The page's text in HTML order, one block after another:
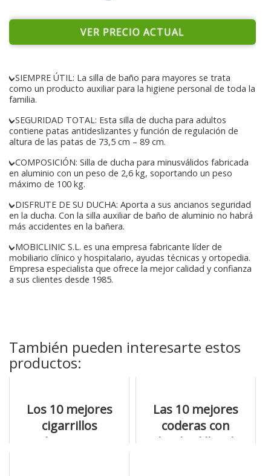
VER PRECIO ACTUAL
SIEMPRE ÚTIL: La silla de baño para mayores se trata
como un producto auxiliar para la higiene personal de toda la
familia.
SEGURIDAD TOTAL: Esta silla de ducha para adultos
contiene patas antideslizantes y función de regulación de
altura de las patas de 73,5 cm – 89 cm.
COMPOSICIÓN: Silla de ducha para minusválidos fabricada
en aluminio con un peso de 2,6 kg, soportando un peso
máximo de 100 kg.
DISFRUTE DE SU DUCHA: Aporta a sus ancianos seguridad
en la ducha. Con la silla auxiliar de baño de aluminio no habrá
más accidentes en la bañera.
MOBICLINIC S.L. es una empresa fabricante líder de
mobiliario clínico y hospitalario, ayudas técnicas y ortopedia.
Empresa especialista que ofrece la mejor calidad y confianza
a sus clientes desde 1985.
También pueden interesarte estos
productos:
Los 10 mejores
cigarrillos
electronico
Las 10 mejores
coderas con
almohadillas de